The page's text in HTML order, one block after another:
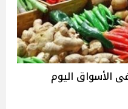
أسعار الخضراوات والفاكهة فى الأسواق‎‎ اليوم